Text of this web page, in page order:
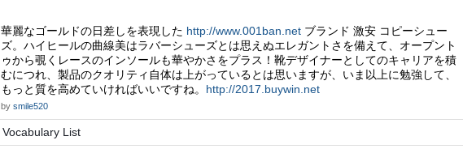
華麗なゴールドの日差しを表現した http://www.001ban.net ブランド 激安 コピーシュー
ズ。ハイヒールの曲線美はラバーシューズとは思えぬエレガントさを備えて、オープント
ゥから覗くレースのインソールも華やかさをプラス！靴デザイナーとしてのキャリアを積
むにつれ、製品のクオリティ自体は上がっているとは思いますが、いま以上に勉強して、
もっと質を高めていければいいですね。 http://2017.buywin.net
by smile520
Vocabulary List